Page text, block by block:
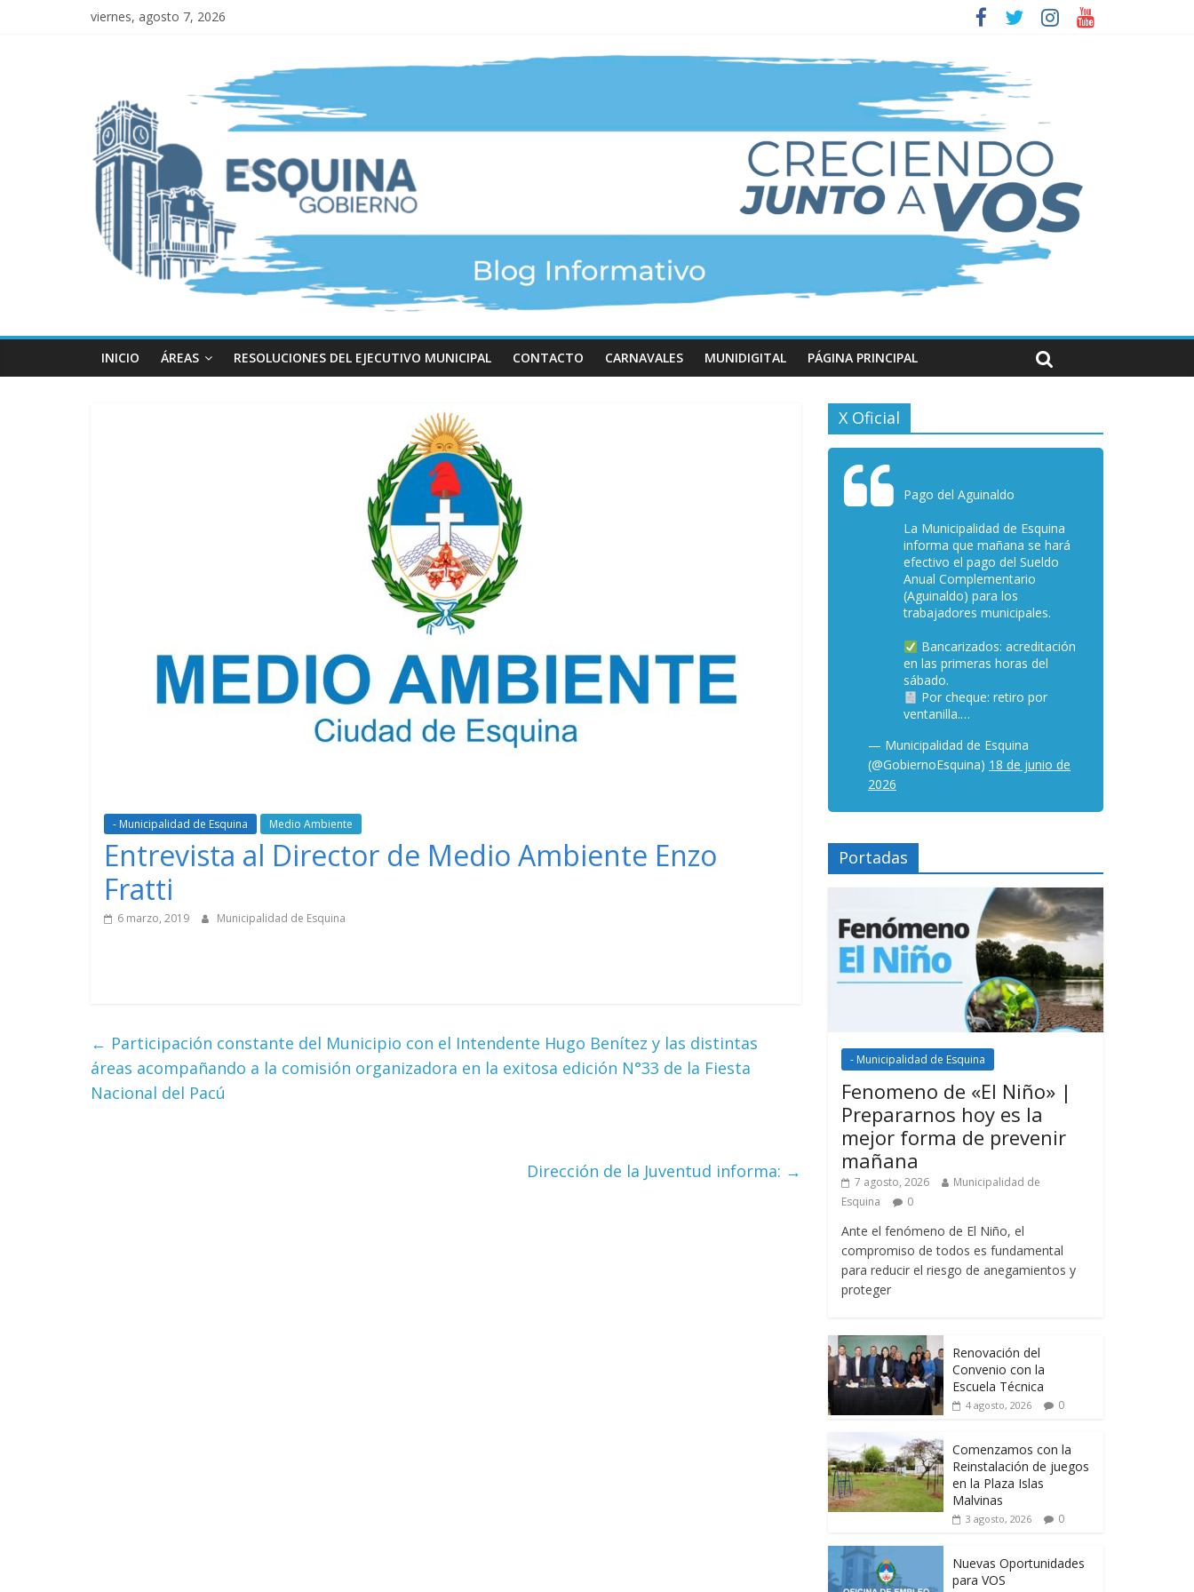
viernes, agosto 7, 2026
INICIO ÁREAS RESOLUCIONES DEL EJECUTIVO MUNICIPAL CONTACTO CARNAVALES MUNIDIGITAL PÁGINA PRINCIPAL
- Municipalidad de Esquina Medio Ambiente
Entrevista al Director de Medio Ambiente Enzo
Fratti
6 marzo, 2019 Municipalidad de Esquina
← Participación constante del Municipio con el Intendente Hugo Benítez y las distintas
áreas acompañando a la comisión organizadora en la exitosa edición N°33 de la Fiesta
Nacional del Pacú
Dirección de la Juventud informa: →
X Oficial
Pago del Aguinaldo
La Municipalidad de Esquina
informa que mañana se hará
efectivo el pago del Sueldo
Anual Complementario
(Aguinaldo) para los
trabajadores municipales.
Bancarizados: acreditación
en las primeras horas del
sábado.
Por cheque: retiro por
ventanilla.…
— Municipalidad de Esquina
(@GobiernoEsquina) 18 de junio de
2026
Portadas
- Municipalidad de Esquina
Fenomeno de «El Niño» |
Prepararnos hoy es la
mejor forma de prevenir
mañana
7 agosto, 2026
Municipalidad de
Esquina
0
Ante el fenómeno de El Niño, el
compromiso de todos es fundamental
para reducir el riesgo de anegamientos y
proteger
Renovación del
Convenio con la
Escuela Técnica
4 agosto, 2026 0
Comenzamos con la
Reinstalación de juegos
en la Plaza Islas
Malvinas
3 agosto, 2026 0
Nuevas Oportunidades
para VOS